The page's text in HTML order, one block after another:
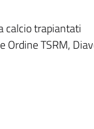
calcio trapiantati
TSRM,